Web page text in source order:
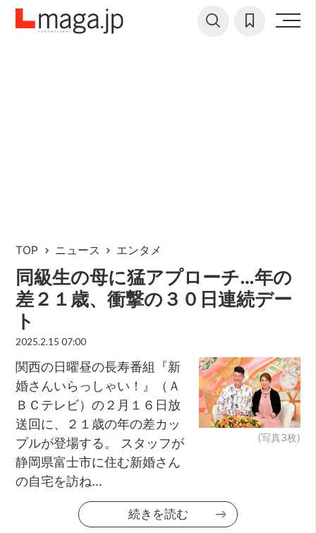
TOP ニュース エンタメ
同級生の母に猛アプローチ…年の
差２１歳、衝撃の３０⽇連続デー
ト
2025.2.15 07:00
(写真3枚)
関西の日曜昼の長寿番組『新
婚さんいらっしゃい！』（Ａ
ＢＣテレビ）の２月１６日放
送回に、２１歳の年の差カッ
プルが登場する。 スタッフが
静岡県富⼠市に住む新婚さん
の⾃宅を訪ね...
続きを読む